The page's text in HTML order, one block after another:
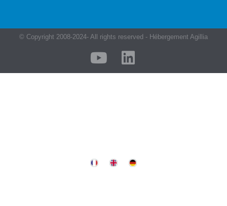
© Copyright 2008-2024- All rights reserved - Hébergement Agillia